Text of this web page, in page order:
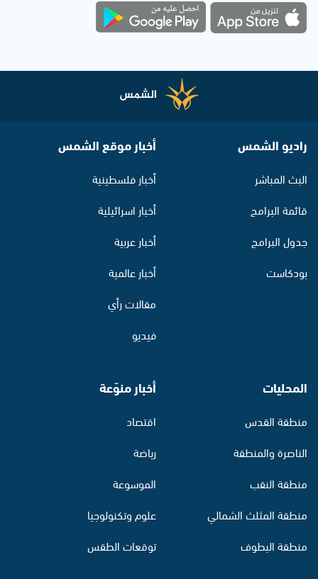
راديو الشمس
البث المباشر
قائمة البرامج
جدول البرامج
بودكاست
أخبار موقع الشمس
أخبار فلسطينية
أخبار اسرائيلية
أخبار عربية
أخبار عالمية
مقالات رأي
فيديو
المحليات
منطقة القدس
الناصرة والمنطقة
منطقة النقب
منطقة المثلث الشمالي
منطقة البطوف
أخبار منوّعة
اقتصاد
رياضة
الموسوعة
علوم وتكنولوجيا
توقعات الطقس